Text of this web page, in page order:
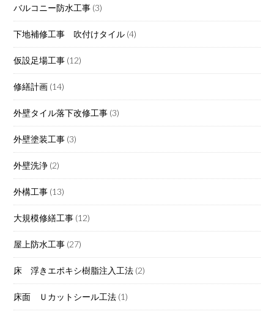
バルコニー防水工事 (3)
下地補修工事 吹付けタイル (4)
仮設足場工事 (12)
修繕計画 (14)
外壁タイル落下改修工事 (3)
外壁塗装工事 (3)
外壁洗浄 (2)
外構工事 (13)
大規模修繕工事 (12)
屋上防水工事 (27)
床 浮きエポキシ樹脂注入工法 (2)
床面 Ｕカットシール工法 (1)